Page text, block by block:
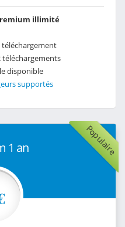
illimité
disponible
supportés
Populaire
1 an